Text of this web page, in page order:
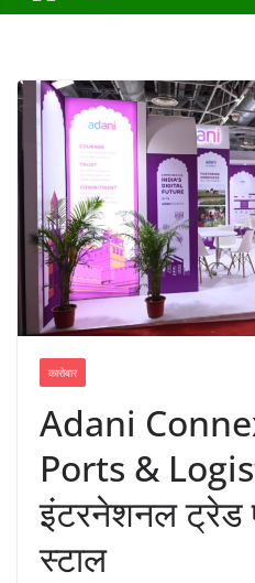
कारोबार
Adani
Ports &
इंटरनेशनल ट्रेड
स्टाल